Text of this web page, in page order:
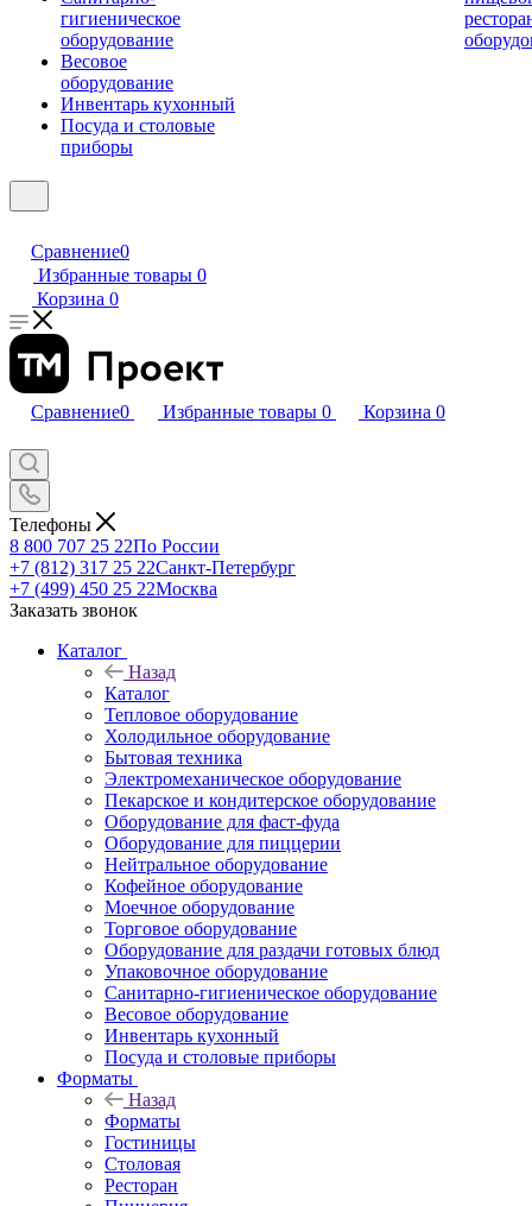
гигиеническое
оборудование
Весовое
оборудование
Инвентарь кухонный
Посуда и столовые
приборы
Сравнение0
Избранные товары 0
Корзина 0
Сравнение0 Избранные товары 0 Корзина 0
Телефоны
8 800 707 25 22По России
+7 (812) 317 25 22Санкт-Петербург
+7 (499) 450 25 22Москва
Заказать звонок
Каталог
Назад
Каталог
Тепловое оборудование
Холодильное оборудование
Бытовая техника
Электромеханическое оборудование
Пекарское и кондитерское оборудование
Оборудование для фаст-фуда
Оборудование для пиццерии
Нейтральное оборудование
Кофейное оборудование
Моечное оборудование
Торговое оборудование
Оборудование для раздачи готовых блюд
Упаковочное оборудование
Санитарно-гигиеническое оборудование
Весовое оборудование
Инвентарь кухонный
Посуда и столовые приборы
Форматы
Назад
Форматы
Гостиницы
Столовая
Ресторан